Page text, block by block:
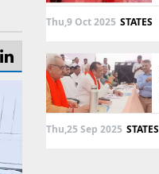
Thu,9 Oct 2025 STATES
Thu,25 Sep 2025 STATES